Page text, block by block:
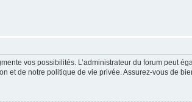
vos possibilités. L’administrateur du forum peut
et de notre politique de vie privée. Assurez-vous de